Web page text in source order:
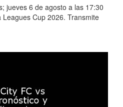
jueves 6 de agosto a las 17:30
Cup 2026. Transmite